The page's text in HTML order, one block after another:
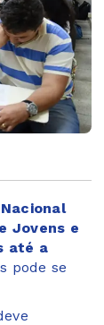
Jovens e
até a
pode se